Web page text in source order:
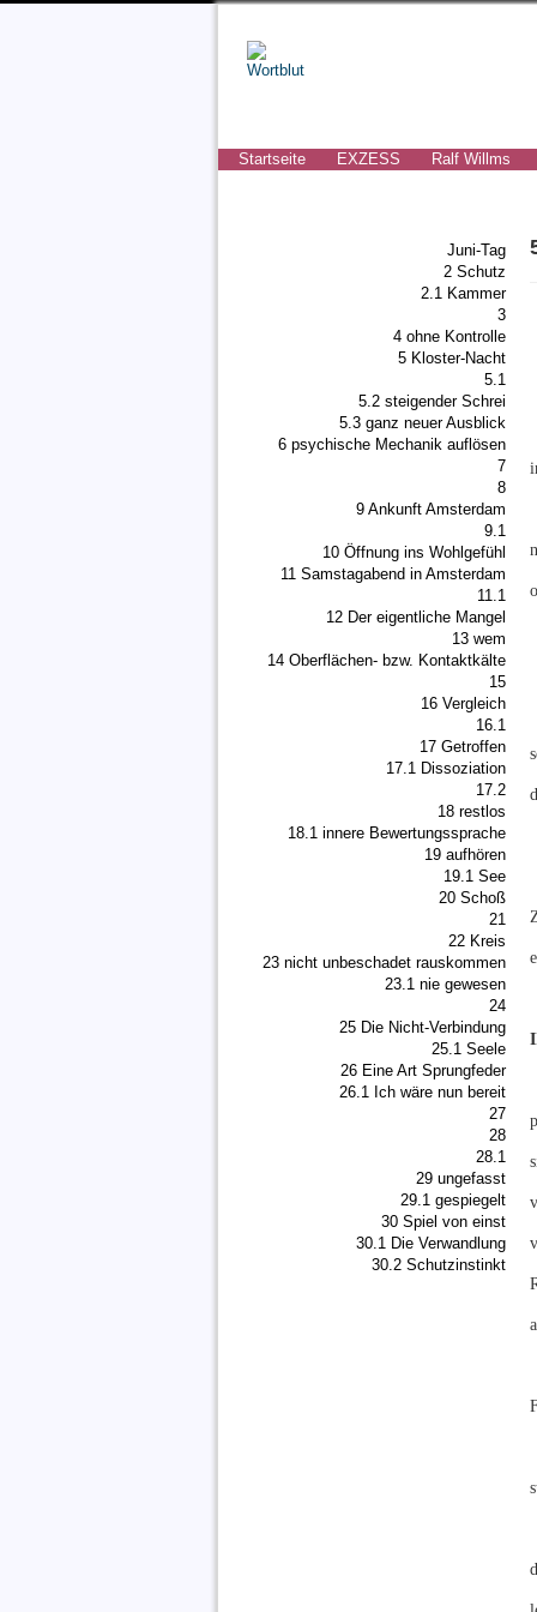
Startseite EXZESS Ralf Willms
Juni-Tag
2 Schutz
2.1 Kammer
3
4 ohne Kontrolle
5 Kloster-Nacht
5.1
5.2 steigender Schrei
5.3 ganz neuer Ausblick
6 psychische Mechanik auflösen
7
8
9 Ankunft Amsterdam
9.1
10 Öffnung ins Wohlgefühl
11 Samstagabend in Amsterdam
11.1
12 Der eigentliche Mangel
13 wem
14 Oberflächen- bzw. Kontaktkälte
15
16 Vergleich
16.1
17 Getroffen
17.1 Dissoziation
17.2
18 restlos
18.1 innere Bewertungssprache
19 aufhören
19.1 See
20 Schoß
21
22 Kreis
23 nicht unbeschadet rauskommen
23.1 nie gewesen
24
25 Die Nicht-Verbindung
25.1 Seele
26 Eine Art Sprungfeder
26.1 Ich wäre nun bereit
27
28
28.1
29 ungefasst
29.1 gespiegelt
30 Spiel von einst
30.1 Die Verwandlung
30.2 Schutzinstinkt